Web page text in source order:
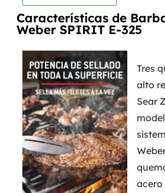
Características de
Weber SPIRIT E-325
Tres
alto
Sear
acero